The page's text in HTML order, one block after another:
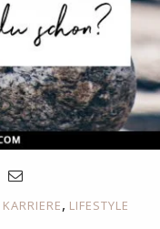
KARRIERE, LIFESTYLE